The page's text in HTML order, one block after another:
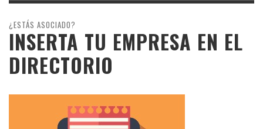
¿ESTÁS ASOCIADO?
INSERTA TU EMPRESA EN EL
DIRECTORIO